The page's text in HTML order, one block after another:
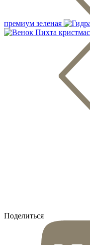
премиум зеленая
Поделиться